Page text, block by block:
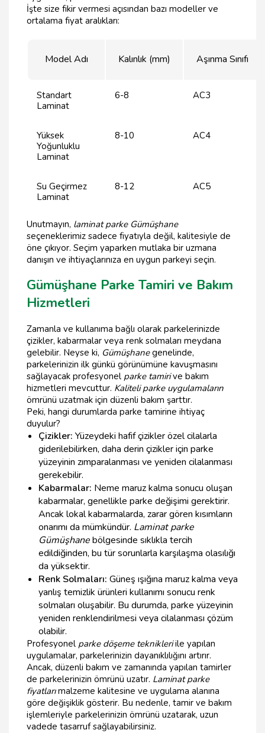
İşte size fikir vermesi açısından bazı modeller ve
ortalama fiyat aralıkları:
Model Adı Kalınlık (mm) Aşınma Sınıfı
Standart
Laminat
6-8 AC3
Yüksek
Yoğunluklu
Laminat
8-10 AC4
Su Geçirmez
Laminat
8-12 AC5
Unutmayın, laminat parke Gümüşhane
seçeneklerimiz sadece fiyatıyla değil, kalitesiyle de
öne çıkıyor. Seçim yaparken mutlaka bir uzmana
danışın ve ihtiyaçlarınıza en uygun parkeyi seçin.
Gümüşhane Parke Tamiri ve Bakım
Hizmetleri
Zamanla ve kullanıma bağlı olarak parkelerinizde
çizikler, kabarmalar veya renk solmaları meydana
gelebilir. Neyse ki, Gümüşhanegenelinde,
parkelerinizin ilk günkü görünümüne kavuşmasını
sağlayacak profesyonel parke tamirive bakım
hizmetleri mevcuttur. Kaliteli parke uygulamaların
ömrünü uzatmak için düzenli bakım şarttır.
Peki, hangi durumlarda parke tamirine ihtiyaç
duyulur?
Çizikler: Yüzeydeki hafif çizikler özel cilalarla
giderilebilirken, daha derin çizikler için parke
yüzeyinin zımparalanması ve yeniden cilalanması
gerekebilir.
Kabarmalar: Neme maruz kalma sonucu oluşan
kabarmalar, genellikle parke değişimi gerektirir.
Ancak lokal kabarmalarda, zarar gören kısımların
onarımı da mümkündür. Laminat parke
Gümüşhanebölgesinde sıklıkla tercih
edildiğinden, bu tür sorunlarla karşılaşma olasılığı
da yüksektir.
Renk Solmaları: Güneş ışığına maruz kalma veya
yanlış temizlik ürünleri kullanımı sonucu renk
solmaları oluşabilir. Bu durumda, parke yüzeyinin
yeniden renklendirilmesi veya cilalanması çözüm
olabilir.
Profesyonel parke döşeme teknikleriile yapılan
uygulamalar, parkelerinizin dayanıklılığını artırır.
Ancak, düzenli bakım ve zamanında yapılan tamirler
de parkelerinizin ömrünü uzatır. Laminat parke
fiyatlarımalzeme kalitesine ve uygulama alanına
göre değişiklik gösterir. Bu nedenle, tamir ve bakım
işlemleriyle parkelerinizin ömrünü uzatarak, uzun
vadede tasarruf sağlayabilirsiniz.